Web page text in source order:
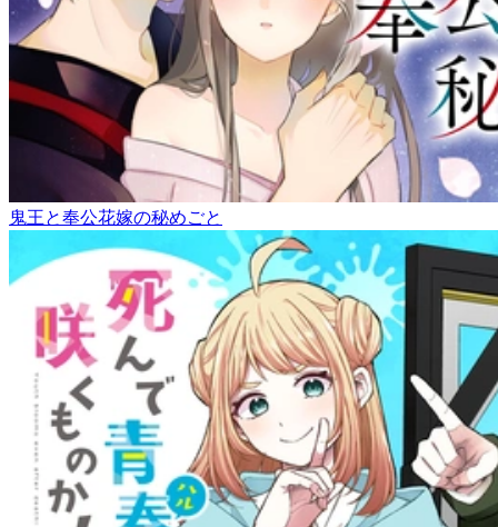
鬼王と奉公花嫁の秘めごと